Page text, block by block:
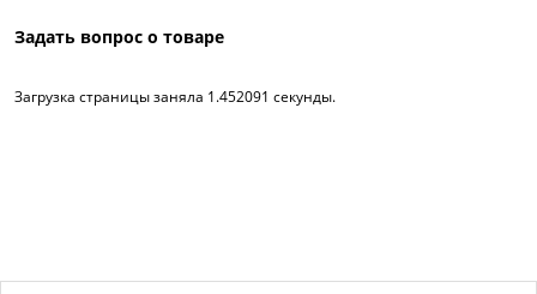
Задать вопрос о товаре
Загрузка страницы заняла 1.452091 секунды.